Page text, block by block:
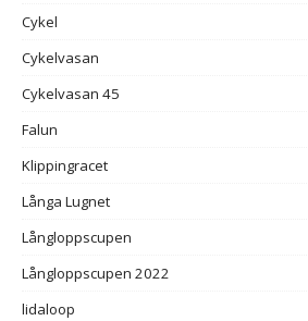
Cykel
Cykelvasan
Cykelvasan 45
Falun
Klippingracet
Långa Lugnet
Långloppscupen
Långloppscupen 2022
lidaloop